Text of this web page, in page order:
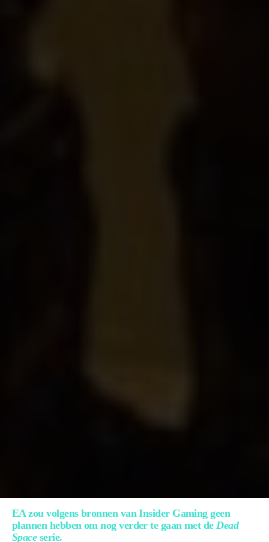
EA zou volgens bronnen van Insider Gaming geen
plannen hebben om nog verder te gaan met de Dead
Spaceserie.